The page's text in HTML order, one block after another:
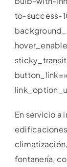
to-success-
En servicio a
fontanería,